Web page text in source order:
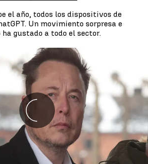
el año, todos los dispositivos de
Un movimiento sorpresa e
ha gustado a todo el sector.